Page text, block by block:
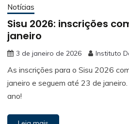
Notícias
Sisu 2026: inscrições
janeiro
3 de janeiro de 2026 Instituto
As inscrições para o Sisu 2026
janeiro e seguem até 23 de
ano!